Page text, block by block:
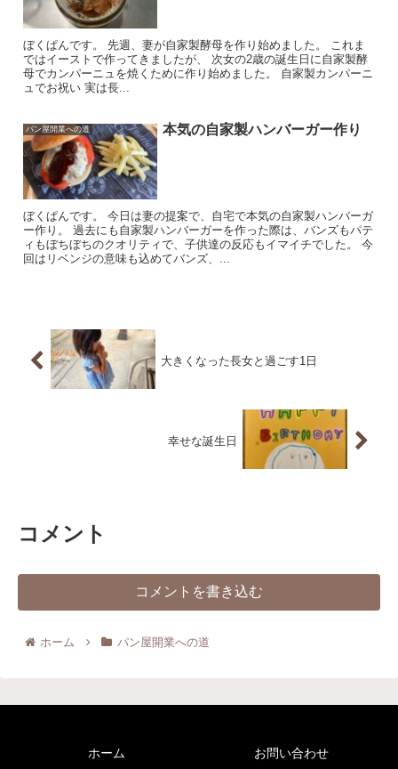
ぼくぱんです。 先週、妻が自家製酵母を作り始めました。 これま
ではイーストで作ってきましたが、 次女の2歳の誕生日に自家製酵
母でカンパーニュを焼くために作り始めました。 自家製カンパーニ
ュでお祝い 実は長...
パン屋開業への道 本気の自家製ハンバーガー作り
ぼくぱんです。 今日は妻の提案で、自宅で本気の自家製ハンバーガ
ー作り。 過去にも自家製ハンバーガーを作った際は、バンズもパテ
ィもぼちぼちのクオリティで、子供達の反応もイマイチでした。 今
回はリベンジの意味も込めてバンズ、...
大きくなった長女と過ごす1日
幸せな誕生日
コメント
コメントを書き込む
ホーム パン屋開業への道
ホーム お問い合わせ